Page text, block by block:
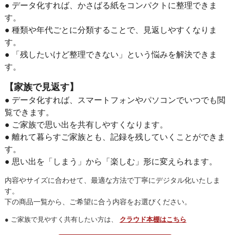
● データ化すれば、かさばる紙をコンパクトに整理できま
す。
● 種類や年代ごとに分類することで、見返しやすくなりま
す。
● 「残したいけど整理できない」という悩みを解決できま
す。
【家族で見返す】
● データ化すれば、スマートフォンやパソコンでいつでも閲
覧できます。
● ご家族で思い出を共有しやすくなります。
● 離れて暮らすご家族とも、記録を残していくことができま
す。
● 思い出を「しまう」から「楽しむ」形に変えられます。
内容やサイズに合わせて、最適な方法で丁寧にデジタル化いたしま
す。
下の商品一覧から、ご希望に合う内容をお選びください。
● ご家族で見やすく共有したい方は、 クラウド本棚はこちら